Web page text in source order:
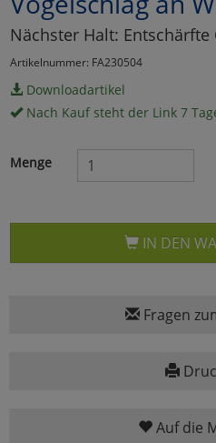
Nächster Halt: Entschärfte
Artikelnummer: FA230504
Downloadartikel
Nach Kauf steht der Link 7
Menge
IN DEN
Fragen
Auf die
Marketing
Umfragetools
Cookies
Alle